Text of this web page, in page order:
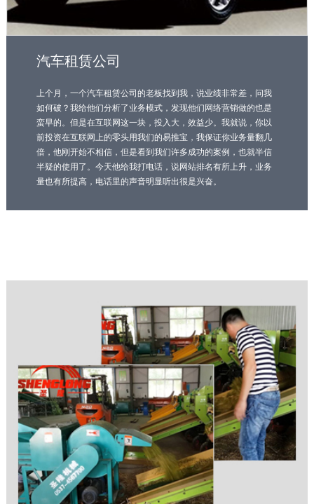
汽车租赁公司
上个月，一个汽车租赁公司的老板找到我，说业绩非常差，问我
如何破？我给他们分析了业务模式，发现他们网络营销做的也是
蛮早的。但是在互联网这一块，投入大，效益少。我就说，你以
前投资在互联网上的零头用我们的易推宝，我保证你业务量翻几
倍，他刚开始不相信，但是看到我们许多成功的案例，也就半信
半疑的使用了。今天他给我打电话，说网站排名有所上升，业务
量也有所提高，电话里的声音明显听出很是兴奋。